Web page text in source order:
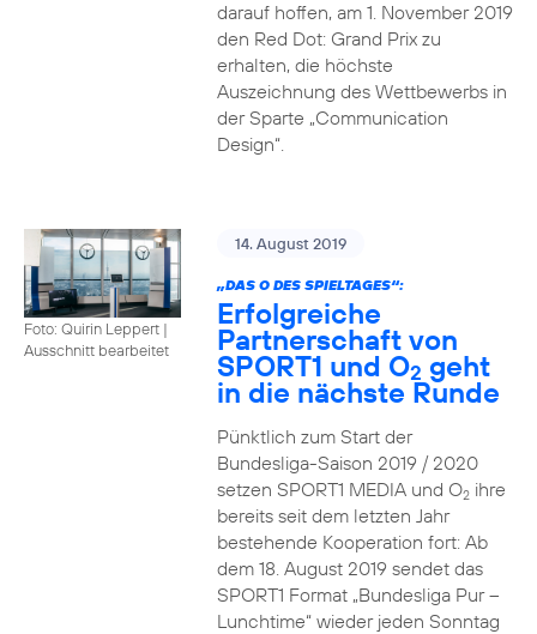
darauf hoffen, am 1. November 2019
den Red Dot: Grand Prix zu
erhalten, die höchste
Auszeichnung des Wettbewerbs in
der Sparte „Communication
Design“.
Foto: Quirin Leppert |
Ausschnitt bearbeitet
14. August 2019
„DAS O DES SPIELTAGES“:
Erfolgreiche
Partnerschaft von
SPORT1 und O2 geht
in die nächste Runde
Pünktlich zum Start der
Bundesliga-Saison 2019 / 2020
setzen SPORT1 MEDIA und O2ihre
bereits seit dem letzten Jahr
bestehende Kooperation fort: Ab
dem 18. August 2019 sendet das
SPORT1 Format „Bundesliga Pur –
Lunchtime“ wieder jeden Sonntag